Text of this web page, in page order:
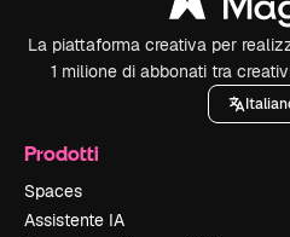
La piattaforma creativa per
1 milione di abbonati tra
Prodotti
Spaces
Assistente IA